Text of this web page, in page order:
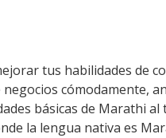
tus habilidades de
cómodamente,
básicas de Marathi
la lengua nativa es